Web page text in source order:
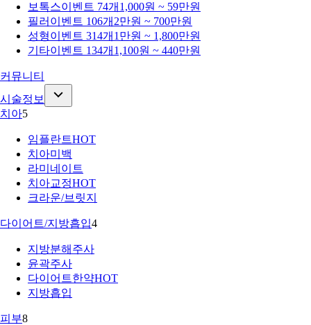
보톡스이벤트 74개 1,000원 ~ 59만원
필러 이벤트 106개 2만원 ~ 700만원
성형이벤트 314개 1만원 ~ 1,800만원
기타이벤트 134개 1,100원 ~ 440만원
커뮤니티
시술정보
치아5
임플란트HOT
치아미백
라미네이트
치아교정HOT
크라운/브릿지
다이어트/지방흡입4
지방분해주사
윤곽주사
다이어트한약HOT
지방흡입
피부8